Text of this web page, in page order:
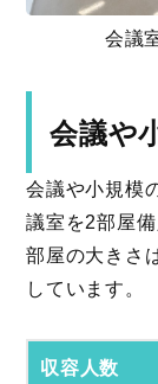
会議
会議や
会議や小規模
議室を2部屋備
部屋の大きさ
しています。
収容人数